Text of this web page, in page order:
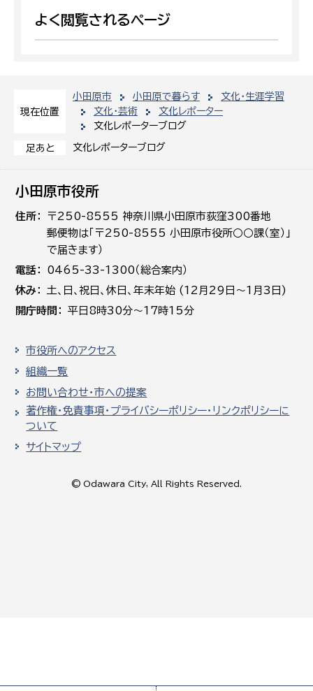
現在位置
小田原市 小田原で暮らす
文化・生涯学習
文化・芸術
文化レポーター
文化レポーターブログ
足あと 文化レポーターブログ
よく閲覧されるページ
小田原市役所
住所
〒250-8555 神奈川県小田原市荻窪300番地
郵便物は「〒250-8555 小田原市役所○○課（室）」
で届きます）
電話
0465-33-1300（総合案内）
休み
土､日､祝日、休日、年末年始 (12月29日～1月3日)
開庁時間
平日8時30分～17時15分
市役所へのアクセス
組織一覧
お問い合わせ・市への提案
著作権・免責事項・プライバシーポリシー・リンクポリシーに
ついて
サイトマップ
© Odawara City, All Rights Reserved.